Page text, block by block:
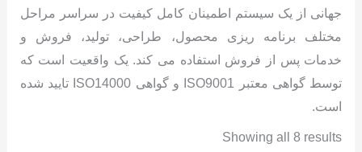
جهانی از یک سیستم اطمینان کامل کیفیت در سراسر مراحل
مختلف برنامه ریزی محصول، طراحی، تولید، فروش و
خدمات پس از فروش استفاده می کند. یک واقعیت است که
توسط گواهی معتبر ISO9001 و گواهی ISO14000 تایید شده
است.
Showing all 8 results